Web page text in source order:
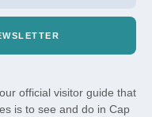
official visitor guide that
is to see and do in Cap